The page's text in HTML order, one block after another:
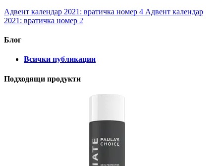
Адвент календар 2021: вратичка номер 4 Адвент календар
2021: вратичка номер 2
Блог
Всички публикации
Подходящи продукти